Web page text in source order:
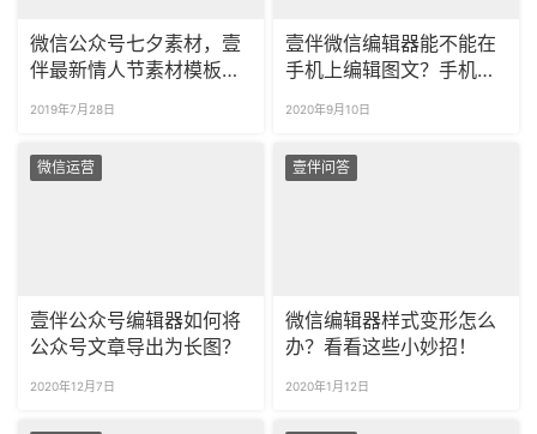
微信公众号七夕素材，壹
伴最新情人节素材模板更
2019年7月28日
壹伴微信编辑器能不能在
手机上编辑图文？手机上
吗？
2020年9月10日
微信运营
壹伴公众号编辑器如何将
公众号文章导出为长图？
2020年12月7日
壹伴问答
微信编辑器样式变形怎么
办？看看这些小妙招！
2020年1月12日